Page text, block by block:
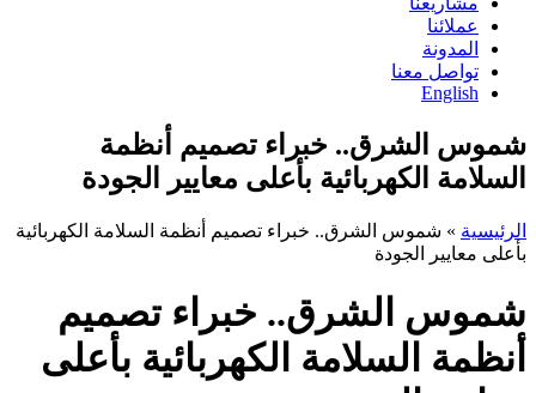
عملائنا
المدونة
تواصل معنا
English
شموس الشرق.. خبراء تصميم أنظمة
السلامة الكهربائية بأعلى معايير الجودة
الرئيسية » شموس الشرق.. خبراء تصميم أنظمة السلامة الكهربائية
بأعلى معايير الجودة
شموس الشرق.. خبراء تصميم
أنظمة السلامة الكهربائية بأعلى